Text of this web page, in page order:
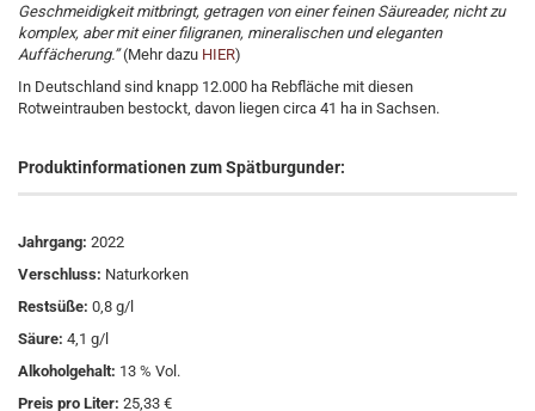
Geschmeidigkeit mitbringt, getragen von einer feinen Säureader, nicht zu
komplex, aber mit einer filigranen, mineralischen und eleganten
Auffächerung.”(Mehr dazu HIER)
In Deutschland sind knapp 12.000 ha Rebfläche mit diesen
Rotweintrauben bestockt, davon liegen circa 41 ha in Sachsen.
Produktinformationen zum Spätburgunder:
Jahrgang: 2022
Verschluss: Naturkorken
Restsüße: 0,8 g/l
Säure: 4,1 g/l
Alkoholgehalt: 13 % Vol.
Preis pro Liter: 25,33 €